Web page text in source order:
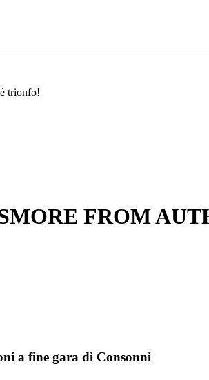
trionfo!
MORE FROM
a fine gara di Consonni